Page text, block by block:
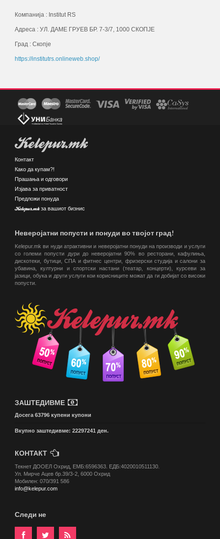
Компанија : Institut RS
Адреса : УЛ. ДАМЕ ГРУЕВ БР. 7-3/7, 1000 СКОПЈЕ
Град : Скопје
https://institutrs.onlineweb.shop/
Kelepur.mk
Контакт
Како да купам?!
Прашања и одговори
Изјава за приватност
Предложи понуда
Kelepur.mk за вашиот бизнис
Неверојатни попусти и понуди во твојот град!
Kelepur.mk ви нуди атрактивни и неверојатни понуди на производи и услуги
со големи попусти дури до неверојатни 90% во ресторани, кафулиња,
дискотеки, бутици, СПА и фитнес центри, фризерски студија и салони за
убавина, културни и спортски настани (театар, концерти), курсеви за
јазици, обука и други услуги кои корисниците можат да ги добијат со високи
попусти.
ЗАШТЕДИВМЕ
Досега 63796 купени купони
Вкупно заштедивме: 22297241 ден.
КОНТАКТ
Текнет ДООЕЛ Охрид, ЕМБ:6596363. ЕДБ:4020010511130.
Ул. Мирче Ацев бр.39/3-2, 6000 Охрид
Мобилен: 070/391 586
info@kelepur.com
Следи не